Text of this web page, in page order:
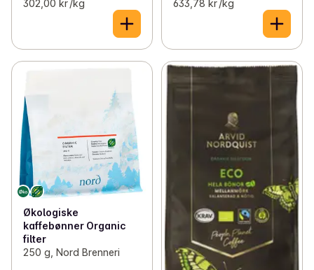
302,00 kr /kg 633,78 kr /kg
Økologiske
kaffebønner Organic
filter
250 g, Nord Brenneri